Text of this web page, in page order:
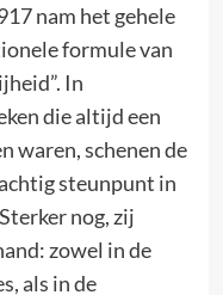
nam het gehele
formule van
In
die altijd een
waren, schenen de
steunpunt in
nog, zij
zowel in de
als in de